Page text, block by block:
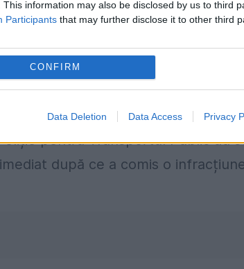
This information may also be disclosed by us to third
Participants that may further disclose it to other third
CONFIRM
Data Deletion Data Access Privacy
telefonul mobil lăsat
a fost recuperat și
Dragoș Iluță, s-a dispus
2025, polițiștii de la Direcția
pentru Transportul Public au
după ce a comis o